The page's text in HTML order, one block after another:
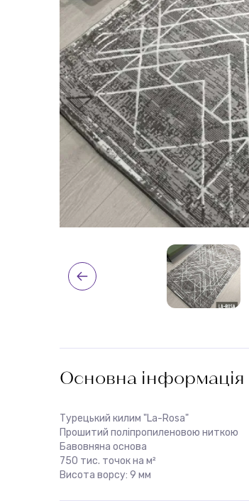
Основна інформація
Турецький килим "La-Rosa"
Прошитий поліпропиленовою ниткою
Бавовняна основа
750 тис. точок на м²
Висота ворсу: 9 мм